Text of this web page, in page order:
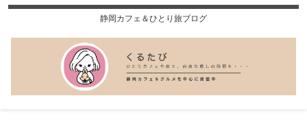
静岡カフェ＆ひとり旅ブログ